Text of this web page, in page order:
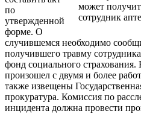
по
утвержденной
форме. О
случившемся необходимо
получившего травму
фонд социального
произошел с двумя и более
также извещены
прокуратура. Комиссия по
инцидента должна провести